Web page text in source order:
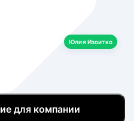
Юлия Изоитко
для компании